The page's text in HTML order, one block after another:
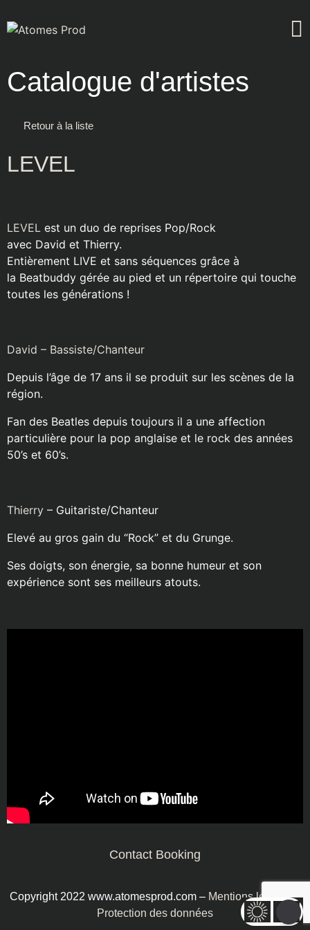
Catalogue d'artistes
Retour à la liste
LEVEL
LEVEL est un duo de reprises Pop/Rock
avec David et Thierry.
Entièrement LIVE et sans séquences grâce à
la Beatbuddy gérée au pied et un répertoire qui touche
toutes les générations !
David – Bassiste/Chanteur
Depuis l’âge de 17 ans il se produit sur les scènes de la
région.
Fan des Beatles depuis toujours il a une affection
particulière pour la pop anglaise et le rock des années
50’s et 60’s.
Thierry – Guitariste/Chanteur
Elevé au gros gain du “Rock” et du Grunge.
Ses doigts, son énergie, sa bonne humeur et son
expérience sont ses meilleurs atouts.
Contact Booking
Copyright 2022 www.atomesprod.com – Mentions légales–
Protection des données